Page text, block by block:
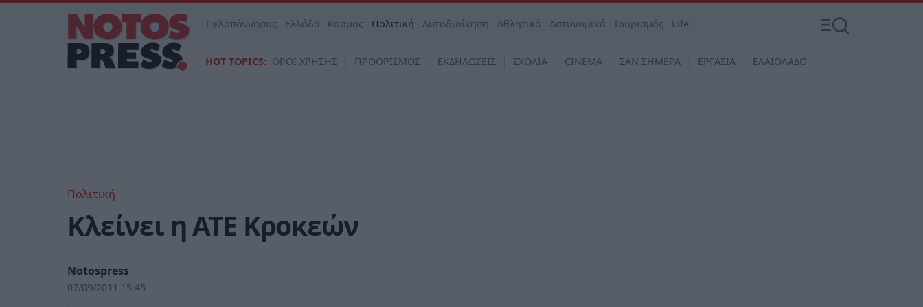
Πελοπόννησος Ελλάδα Κόσμος Πολιτική Αυτοδιοίκηση Αθλητικά Αστυνομικά Τουρισμός Life
HOT TOPICS: ΟΡΟΙ ΧΡΗΣΗΣ ΠΡΟΟΡΙΣΜΟΣ ΕΚΔΗΛΩΣΕΙΣ ΣΧΟΛΙΑ CINEMA ΣΑΝ ΣΗΜΕΡΑ ΕΡΓΑΣΙΑ ΕΛΑΙΟΛΑΔΟ
Πολιτική
Κλείνει η ΑΤΕ Κροκεών
Notospress
07/09/2011 15:45